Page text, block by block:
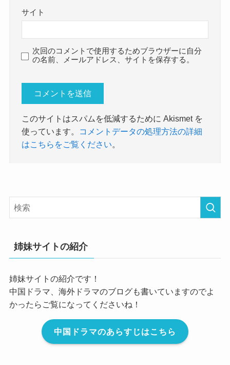
サイト
次回のコメントで使用するためブラウザーに自分
の名前、メールアドレス、サイトを保存する。
このサイトはスパムを低減するために Akismet を
使っています。
コメントデータの処理方法の詳細
はこちらをご覧ください。
姉妹サイトの紹介
姉妹サイトの紹介です！
中国ドラマ、海外ドラマのブログも書いていますのでよ
かったらご覧になってくださいね！
中国ドラマのあらすじはこちら